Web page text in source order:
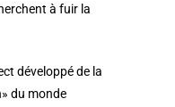
à fuir la
développé de la
du monde